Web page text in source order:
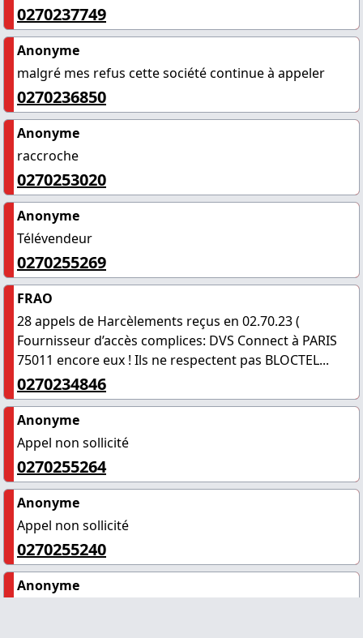
0270237749
Anonyme
malgré mes refus cette société continue à appeler
0270236850
Anonyme
raccroche
0270253020
Anonyme
Télévendeur
0270255269
FRAO
28 appels de Harcèlements reçus en 02.70.23 (
Fournisseur d’accès complices: DVS Connect à PARIS
75011 encore eux ! Ils ne respectent pas BLOCTEL...
0270234846
Anonyme
Appel non sollicité
0270255264
Anonyme
Appel non sollicité
0270255240
Anonyme